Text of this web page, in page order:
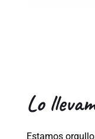
Lo
Estamos